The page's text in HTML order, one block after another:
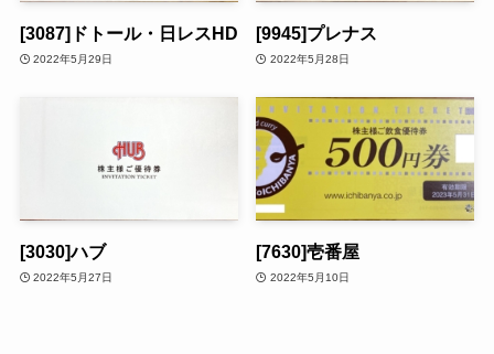
[3087]ドトール・日レスHD
2022年5月29日
[9945]プレナス
2022年5月28日
[3030]ハブ
2022年5月27日
[7630]壱番屋
2022年5月10日